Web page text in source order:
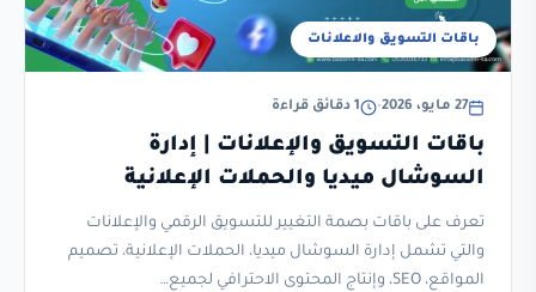
باقات التسويق والاعلانات
27 مايو، 2026 • 1 دقائق قراءة
باقات التسويق والإعلانات | إدارة
السوشال ميديا والحملات الإعلانية
تعرف على باقات بصمة التغيير للتسويق الرقمي والإعلانات
والتي تشمل إدارة السوشال ميديا، الحملات الإعلانية، تصميم
المواقع، SEO، وإنتاج المحتوى الاحترافي لجميع…